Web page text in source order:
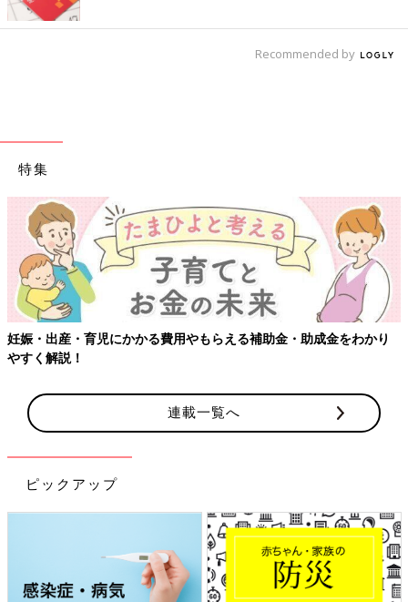
Recommended by
特集
出産・育児にかかる費用やもらえる補助金・助成金をわかり
解説！
【ワ
連載一覧へ
ピックアップ